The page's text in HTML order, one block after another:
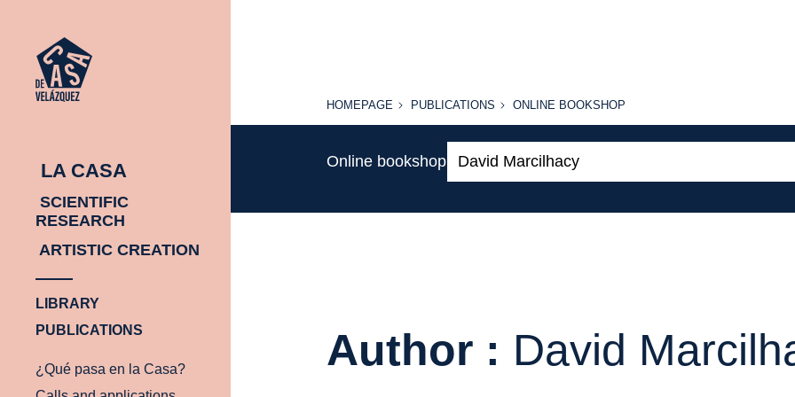
LA CASA
SCIENTIFIC
RESEARCH
ARTISTIC CREATION
LIBRARY
PUBLICATIONS
¿Qué pasa en la Casa?
HOMEPAGE
HOMEPAGE PUBLICATIONS
PUBLICATIONS
ONLINE
ONLINE BOOKSHOP
Online bookshop
Author : David